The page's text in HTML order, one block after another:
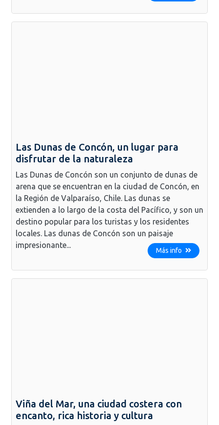
Las Dunas de Concón, un lugar para
disfrutar de la naturaleza
Las Dunas de Concón son un conjunto de dunas de
arena que se encuentran en la ciudad de Concón, en
la Región de Valparaíso, Chile. Las dunas se
extienden a lo largo de la costa del Pacífico, y son un
destino popular para los turistas y los residentes
locales. Las dunas de Concón son un paisaje
impresionante...
Más info
Viña del Mar, una ciudad costera con
encanto, rica historia y cultura